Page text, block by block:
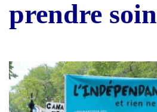
prendre soin